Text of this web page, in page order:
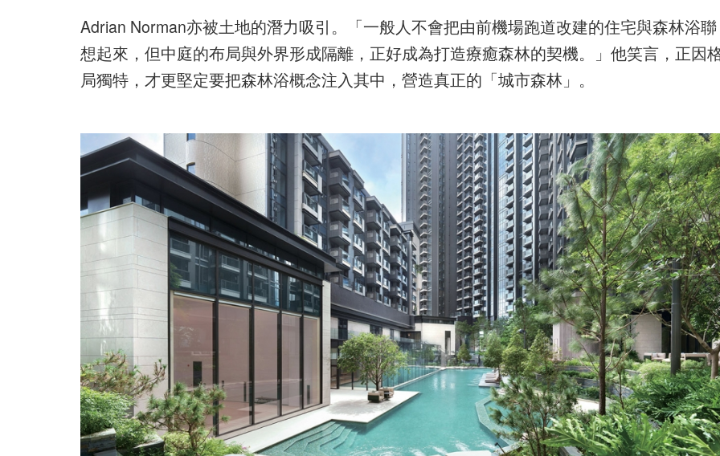
Adrian Norman亦被土地的潛力吸引。「一般人不會把由前機場跑道改建的住宅與森林浴聯
想起來，但中庭的布局與外界形成隔離，正好成為打造療癒森林的契機。」他笑言，正因
局獨特，才更堅定要把森林浴概念注入其中，營造真正的「城市森林」。